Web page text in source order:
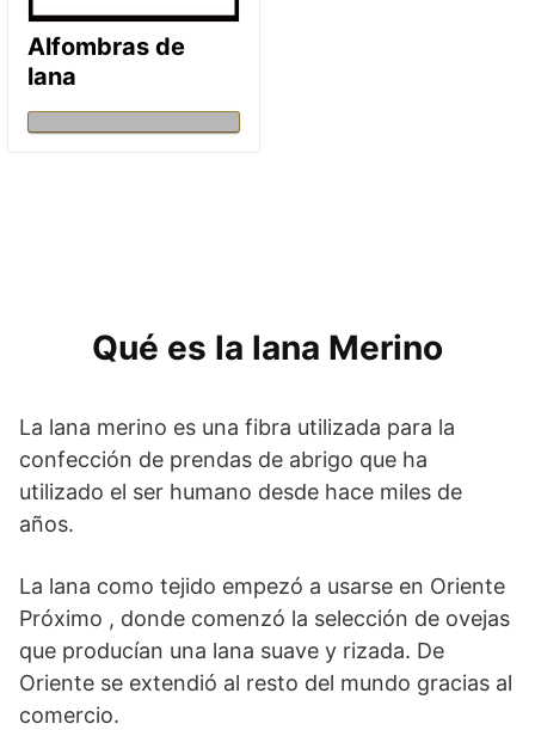
Alfombras de
lana
Qué es la lana Merino
La lana merino es una fibra utilizada para la
confección de prendas de abrigo que ha
utilizado el ser humano desde hace miles de
años.
La lana como tejido empezó a usarse en Oriente
Próximo , donde comenzó la selección de ovejas
que producían una lana suave y rizada. De
Oriente se extendió al resto del mundo gracias al
comercio.